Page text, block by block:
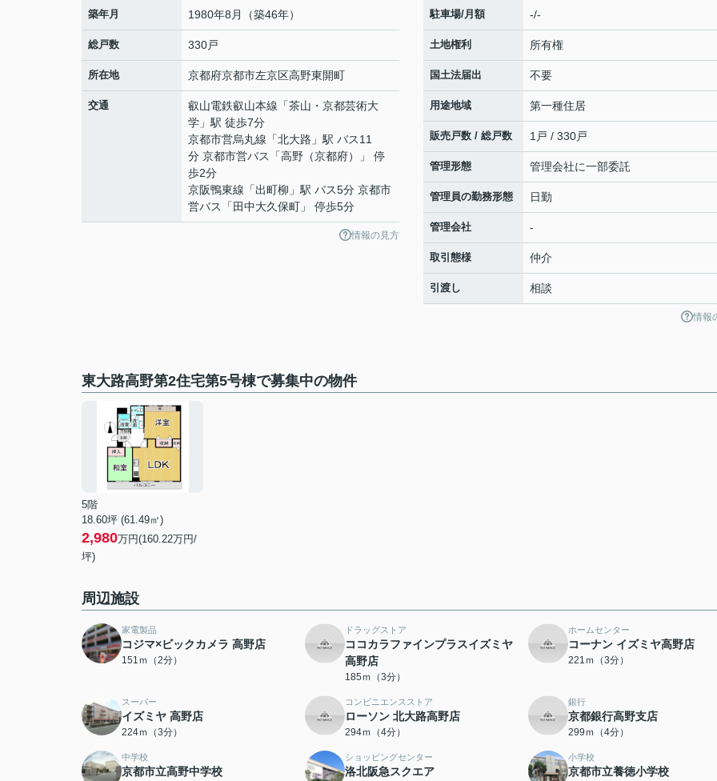
築年月 1980年8月（築46年）
総戸数 330戸
所在地 京都府京都市左京区高野東開町
交通 叡山電鉄叡山本線 「茶山・京都芸術大
学 」駅 徒歩7分
京都市営烏丸線 「北大路 」駅 バス11
分 京都市営バス「高野（京都府）」 停
歩2分
京阪鴨東線 「出町柳 」駅 バス5分 京都市
営バス「田中大久保町」 停歩5分
情報の見方
駐車場/月額 -/-
土地権利 所有権
国土法届出 不要
用途地域 第一種住居
販売戸数 / 総戸数 1戸 / 330戸
管理形態 管理会社に一部委託
管理員の勤務形態 日勤
管理会社 -
取引態様 仲介
引渡し 相談
情報
東大路高野第2住宅第5号棟で募集中の物件
5階
18.60坪 (61.49㎡)
2,980万円(160.22万円/
坪)
周辺施設
家電製品
コジマ×ビックカメラ 高野店
151ｍ（2分）
ドラッグストア
ココカラファインプラスイズミヤ
高野店
185ｍ（3分）
ホームセンター
コーナン イズミヤ高野店
221ｍ（3分）
スーパー
イズミヤ 高野店
224ｍ（3分）
コンビニエンスストア
ローソン 北大路高野店
294ｍ（4分）
銀行
京都銀行高野支店
299ｍ（4分）
中学校
京都市立高野中学校
ショッピングセンター
洛北阪急スクエア
小学校
京都市立養徳小学校